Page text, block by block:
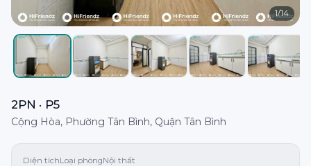
1/14
2PN · P5
Cộng Hòa, Phường Tân Bình, Quận Tân Bình
Diện tíchLoại phòngNội thất